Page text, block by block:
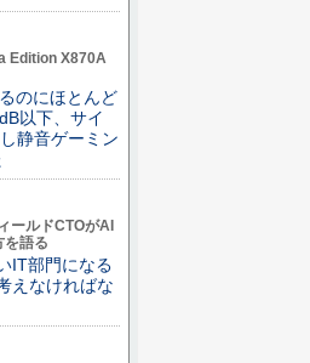
Edition X870A
のにほとんど
以下、サイ
静音ゲーミン
ールドCTOがAI
を語る
IT部門になる
えなければな